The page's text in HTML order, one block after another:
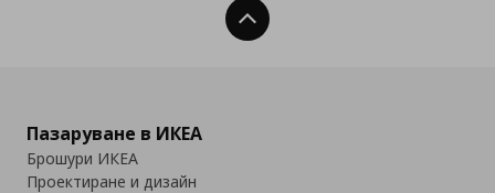
Нагоре
Пазаруване в ИКЕА
Брошури ИКЕА
Проектиране и дизайн